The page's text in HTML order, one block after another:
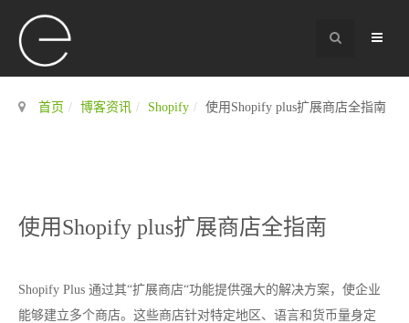
首页 博客资讯 Shopify 使用Shopify plus扩展商店全指南
使用Shopify plus扩展商店全指南
Shopify Plus 通过其“扩展商店“功能提供强大的解决方案，使企业
能够建立多个商店。这些商店针对特定地区、语言和货币量身定